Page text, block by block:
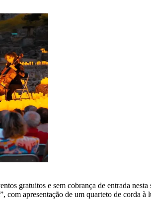
gratuitos e sem cobrança de entrada
com apresentação de um quarteto de corda à